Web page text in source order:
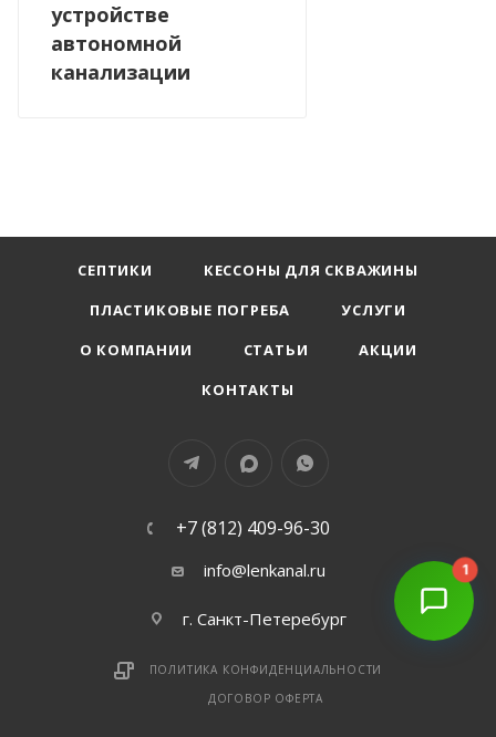
устройстве
автономной
канализации
СЕПТИКИ
КЕССОНЫ ДЛЯ СКВАЖИНЫ
ПЛАСТИКОВЫЕ ПОГРЕБА
УСЛУГИ
О КОМПАНИИ
СТАТЬИ
АКЦИИ
КОНТАКТЫ
+7 (812) 409-96-30
info@lenkanal.ru
г. Санкт-Петеребург
ПОЛИТИКА КОНФИДЕНЦИАЛЬНОСТИ
ДОГОВОР ОФЕРТА
1